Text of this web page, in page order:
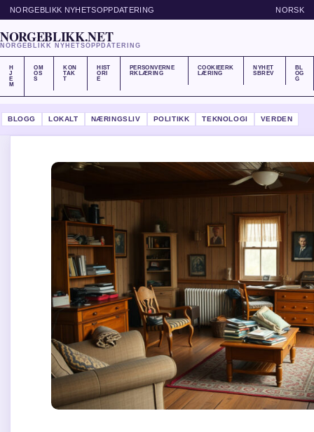
NORGEBLIKK NYHETSOPPDATERING NORSK
NORGEBLIKK.NET
NORGEBLIKK NYHETSOPPDATERING
H
J
E
M
OM
OS
S
KON
TAK
T
HIST
ORI
E
PERSONVERNE
RKLÆRING
COOKIEERK
LÆRING
NYHET
SBREV
BL
OG
G
BLOGG LOKALT NÆRINGSLIV POLITIKK TEKNOLOGI VERDEN